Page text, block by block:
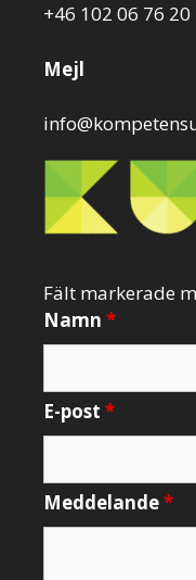
+46 102 06 76 20
Mejl
Fält markerade
Namn *
E-post *
Meddelande*